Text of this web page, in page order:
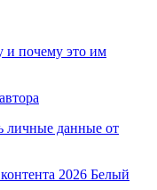
и почему это им
личные данные от
2026 Белый